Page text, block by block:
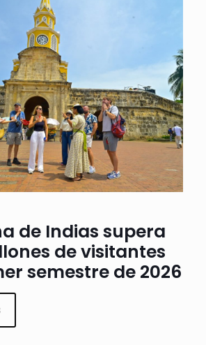
de Indias supera
de visitantes
semestre de 2026